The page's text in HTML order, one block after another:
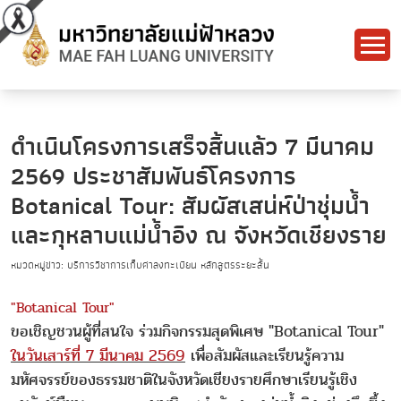
ดำเนินโครงการเสร็จสิ้นแล้ว 7 มีนาคม
2569 ประชาสัมพันธ์โครงการ
Botanical Tour: สัมผัสเสน่ห์ป่าชุ่มน้ำ
และกุหลาบแม่น้ำอิง ณ จังหวัดเชียงราย
หมวดหมู่ข่าว: บริการวิชาการเก็บค่าลงทะเบียน หลักสูตรระยะสั้น
"Botanical Tour"
ขอเชิญชวนผู้ที่สนใจ ร่วมกิจกรรมสุดพิเศษ "Botanical Tour"
ในวันเสาร์ที่ 7 มีนาคม 2569 เพื่อสัมผัสและเรียนรู้ความ
มหัศจรรย์ของธรรมชาติในจังหวัดเชียงรายศึกษาเรียนรู้เชิง